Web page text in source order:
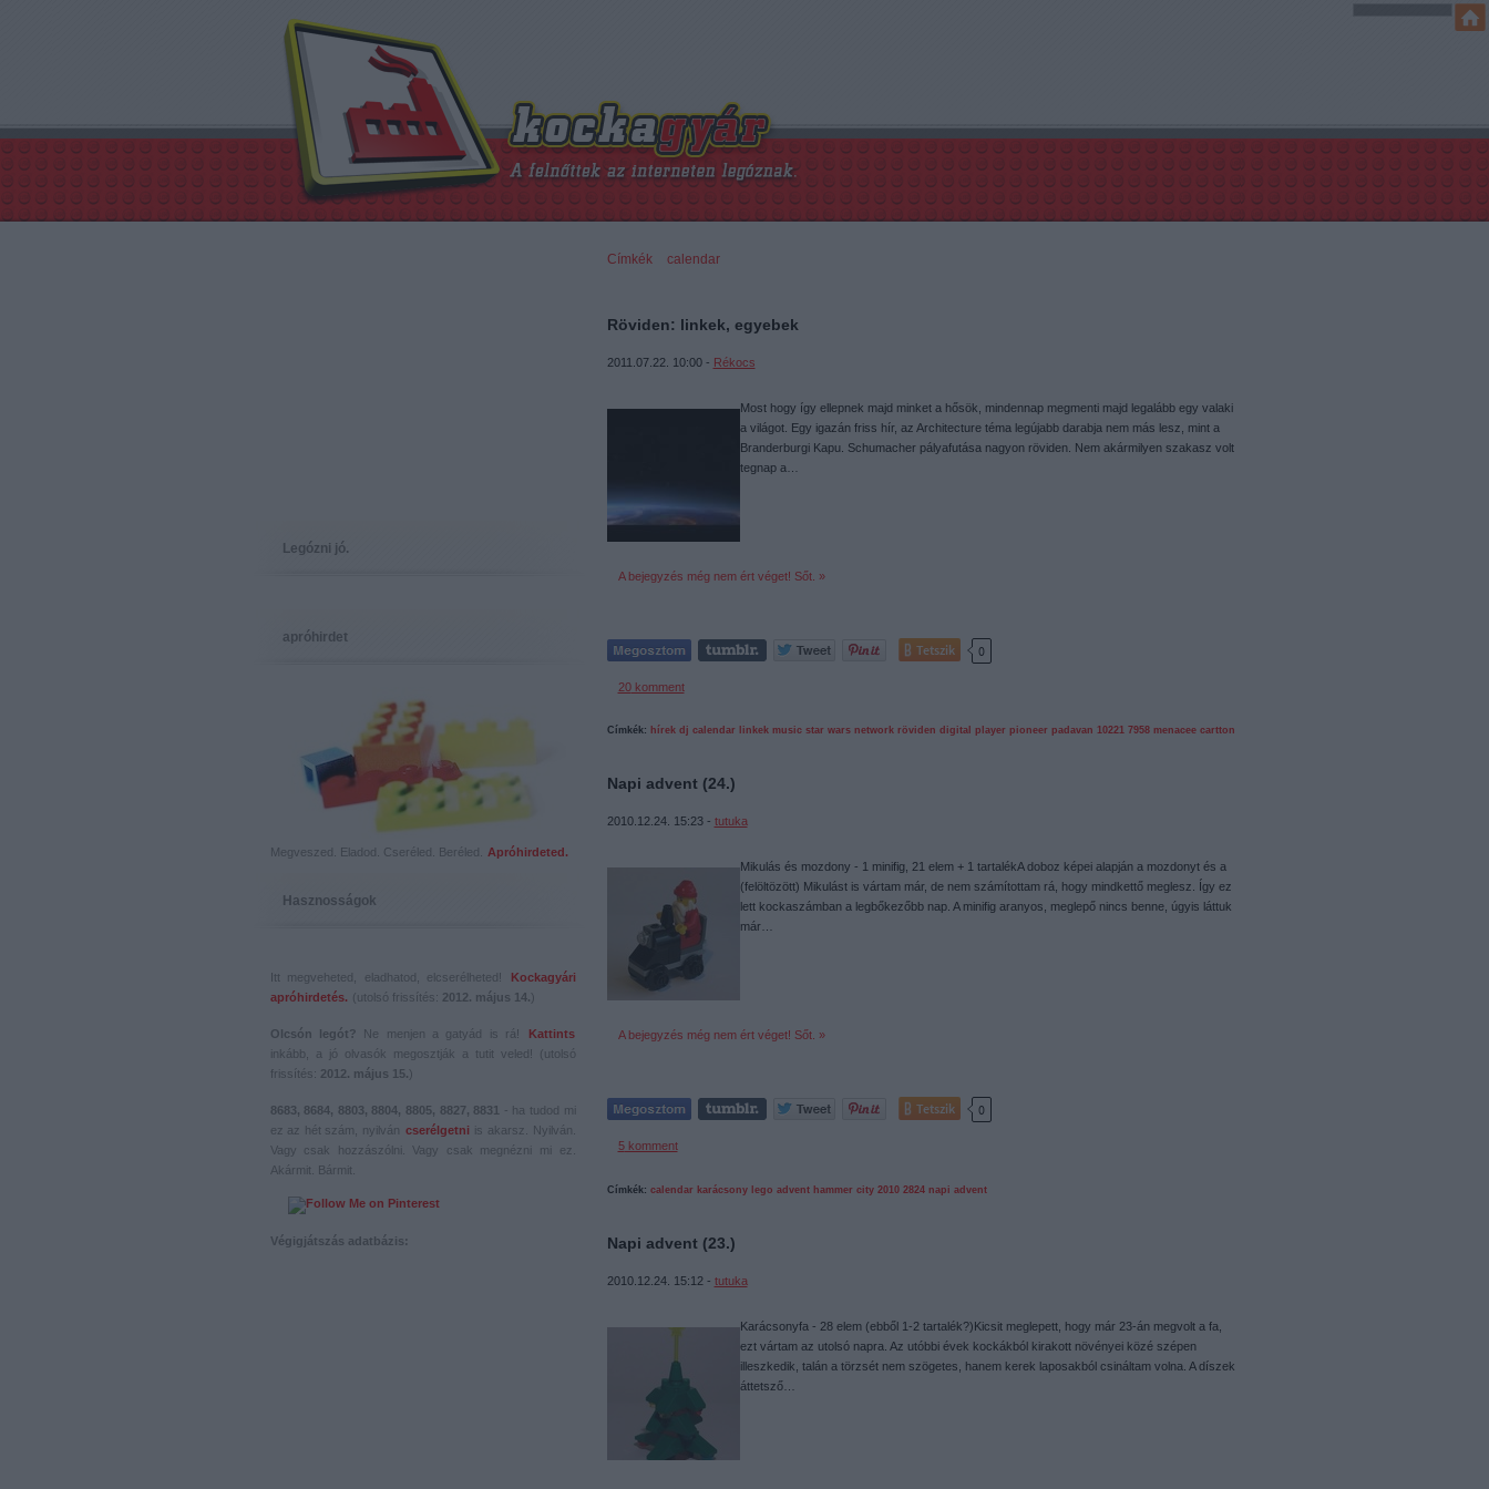
Legózni jó.
apróhirdet
Megveszed. Eladod. Cseréled. Beréled. Apróhirdeted.
Hasznosságok
Itt megveheted, eladhatod, elcserélheted!
Kockagyári
apróhirdetés. (utolsó frissítés: 2012. május 14.)
Olcsón legót? Ne menjen a gatyád is rá!
Kattints
inkább, a jó olvasók megosztják a tutit veled! (utolsó
frissítés: 2012. május 15.)
8683, 8684, 8803, 8804, 8805, 8827, 8831 - ha tudod mi
ez az hét szám, nyilván
cserélgetni
is akarsz. Nyilván.
Vagy csak hozzászólni. Vagy csak megnézni mi ez.
Akármit. Bármit.
Végigjátszás adatbázis:
Címkék» calendar
Röviden: linkek, egyebek
2011.07.22. 10:00 - Rékocs
Most hogy így ellepnek majd minket a hősök, mindennap megmenti majd legalább egy valaki
a világot. Egy igazán friss hír, az Architecture téma legújabb darabja nem más lesz, mint a
Branderburgi Kapu. Schumacher pályafutása nagyon röviden. Nem akármilyen szakasz volt
tegnap a…
A bejegyzés még nem ért véget! Sőt. »
Tetszik 0
20komment
Címkék: hírek dj calendar linkek music star wars network röviden digital player pioneer padavan 10221 7958 menacee cartton
Napi advent (24.)
2010.12.24. 15:23 - tutuka
Mikulás és mozdony - 1 minifig, 21 elem + 1 tartalékA doboz képei alapján a mozdonyt és a
(felöltözött) Mikulást is vártam már, de nem számítottam rá, hogy mindkettő meglesz. Így ez
lett kockaszámban a legbőkezőbb nap. A minifig aranyos, meglepő nincs benne, úgyis láttuk
már…
A bejegyzés még nem ért véget! Sőt. »
Tetszik 0
5komment
Címkék: calendar karácsony lego advent hammer city 2010 2824 napi advent
Napi advent (23.)
2010.12.24. 15:12 - tutuka
Karácsonyfa - 28 elem (ebből 1-2 tartalék?)Kicsit meglepett, hogy már 23-án megvolt a fa,
ezt vártam az utolsó napra. Az utóbbi évek kockákból kirakott növényei közé szépen
illeszkedik, talán a törzsét nem szögetes, hanem kerek laposakból csináltam volna. A díszek
áttetsző…